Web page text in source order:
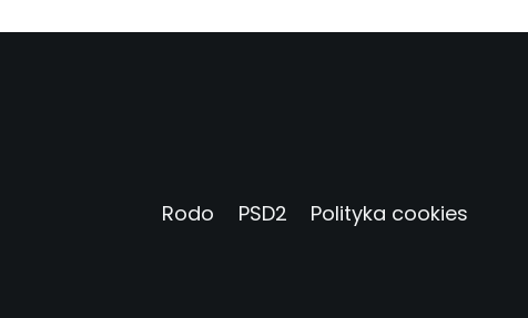
Rodo PSD2 Polityka cookies